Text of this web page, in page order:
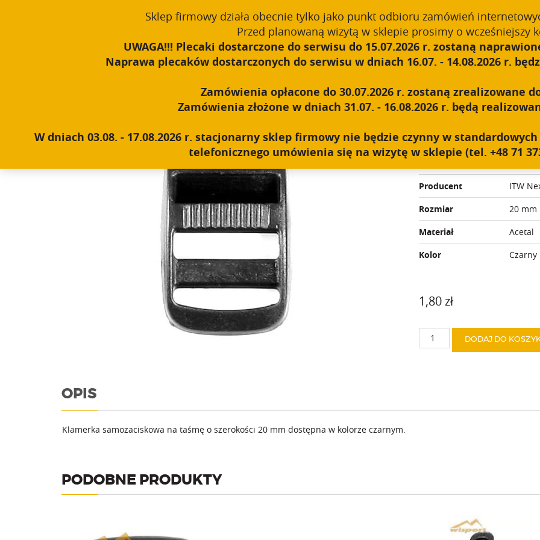
PROUDLY MADE IN POLAND SINCE 1984 Polski
O NAS TECHNOLOGIA PRODUKTY B2B
Klamry, troki, materiały|Klamerka samozaciskowa 20 mm
Producent
ITW
Rozmiar
20 mm
Materiał
Acetal
Kolor
Czarny
1,80zł
ilość
Klamerka
DODAJ DO
OPIS
Klamerka samozaciskowa na taśmę o szerokości 20 mm dostępna w kolorze czarnym.
PODOBNE PRODUKTY
Sklep firmowy działa obecnie tylko jako punkt odbioru zamówień
Przed planowaną wizytą w sklepie prosimy o wcześniejszy
UWAGA!!! Plecaki dostarczone do serwisu do 15.07.2026 r. zostaną
Naprawa plecaków dostarczonych do serwisu w dniach 16.07. - 14.08.2026 r.
Zamówienia opłacone do 30.07.2026 r. zostaną zrealizowane
Zamówienia złożone w dniach 31.07. - 16.08.2026 r. będą
W dniach 03.08. - 17.08.2026 r. stacjonarny sklep firmowy nie będzie czynny w
telefonicznego umówienia się na wizytę w sklepie (tel. +48 71